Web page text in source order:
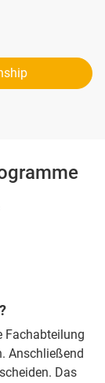
Fachabteilung
Anschließend
Das